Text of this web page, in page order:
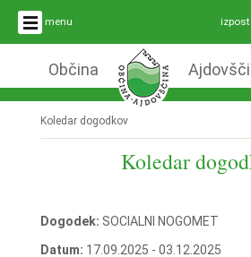
menu
Občina
Koledar dogodkov
Koledar
Dogodek: SOCIALNI NOGOMET
Datum: 17.09.2025 - 03.12.2025